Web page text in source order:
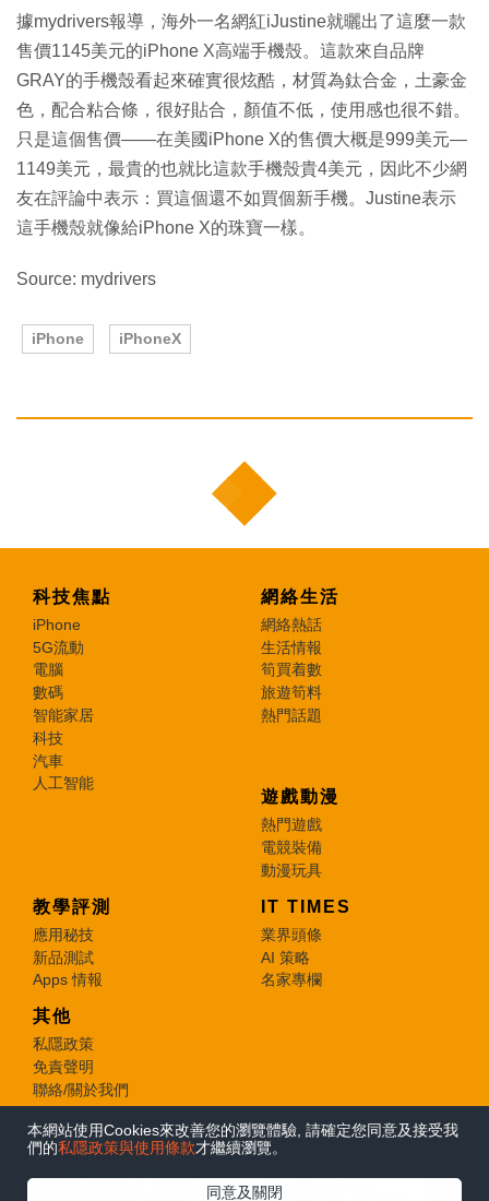
本網站使用Cookies來改善您的瀏覽體驗, 請確定您同意及接受我
們的私隱政策與使用條款才繼續瀏覽。
同意及關閉
據mydrivers報導，海外一名網紅iJustine就曬出了這麼一款
售價1145美元的iPhone X高端手機殼。這款來自品牌
GRAY的手機殼看起來確實很炫酷，材質為鈦合金，土豪金
色，配合粘合條，很好貼合，顏值不低，使用感也很不錯。
只是這個售價——在美國iPhone X的售價大概是999美元—
1149美元，最貴的也就比這款手機殼貴4美元，因此不少網
友在評論中表示：買這個還不如買個新手機。Justine表示
這手機殼就像給iPhone X的珠寶一樣。
Source: mydrivers
iPhone iPhoneX
科技焦點
iPhone
5G流動
電腦
數碼
智能家居
科技
汽車
人工智能
網絡生活
網絡熱話
生活情報
筍買着數
旅遊筍料
熱門話題
遊戲動漫
熱門遊戲
電競裝備
動漫玩具
教學評測
應用秘技
新品測試
Apps 情報
IT TIMES
業界頭條
AI 策略
名家專欄
其他
私隱政策
免責聲明
聯絡/關於我們
© 2026 e-zone. All Rights Reserved.